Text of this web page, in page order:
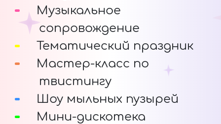
Музыкальное
сопровождение
Тематический праздник
Мастер-класс по
твистингу
Шоу мыльных пузырей
Мини-дискотека